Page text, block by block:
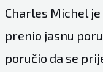
Charles Michel
prenio jasnu
poručio da se